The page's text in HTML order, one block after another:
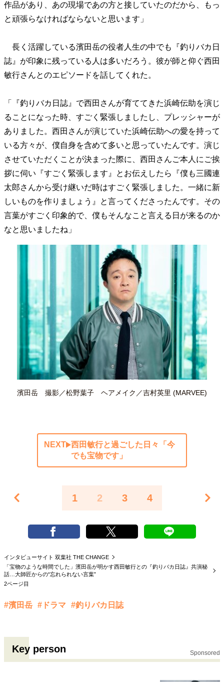
作品があり、あの現場であの方と接していたのだから、もっ
と頑張らなければならないと思います」
長く活躍している濱田岳の役者人生の中でも『釣りバカ日
誌』が印象に残っている人は多いだろう。彼が師と仰ぐ西田
敏行さんとのエピソードを話してくれた。
「『釣りバカ日誌』で西田さんが育ててきた浜崎伝助を演じ
ることになった時、すごく緊張しましたし、プレッシャーが
ありました。西田さんが演じていた浜崎伝助への愛を持って
いる方々が、僕自身を含めて多いと思っていたんです。演じ
させていただくことが決まった際に、西田さんご本人にご挨
拶に伺い『すごく緊張します』とお伝えしたら『僕も三國連
太郎さんから受け継いだ時はすごく緊張しました。一緒に新
しいものを作りましょう』と言ってくださったんです。その
言葉がすごく印象的で、僕もそんなこと言える日が来るのか
なと思いましたね」
濱田岳 撮影／松野葉子 ヘアメイク／吉村英里 (MARVEE)
NEXT
西田敏行と過ごした日々「今
でも宝物です」
1 2 3 4
インタビューサイト 双葉社 THE CHANGE
「宝物のような時間でした」濱田岳が明かす西田敏行との『釣りバカ日誌』共演秘
話…大師匠からの“忘れられない言葉”
2ページ目
#濱田岳 #ドラマ #釣りバカ日誌
Key person Sponsored